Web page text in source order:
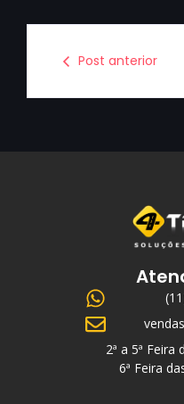
Post anterior
2ª a 5ª Feira
6ª Feira